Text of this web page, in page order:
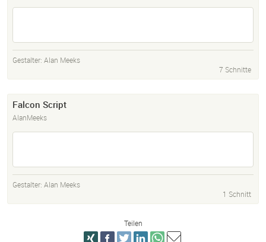
Gestalter: Alan Meeks
7 Schnitte
Falcon Script
AlanMeeks
Gestalter: Alan Meeks
1 Schnitt
Teilen